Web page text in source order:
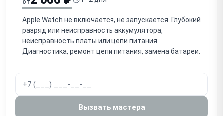
Не работает / заедает колёсико Digital Crown
Не работает боковая кнопка
Не работает датчик пульса / ЭКГ / SpO2
(оптический датчик)
Не работает Taptic Engine (вибрация)
Не работает динамик / микрофон (звонки, Siri)
от
Apple Watch не включается, не запускается. Глубокий
разряд или неисправность аккумулятора,
неисправность платы или цепи питания.
Диагностика, ремонт цепи питания, замена батареи.
Вызвать мастера